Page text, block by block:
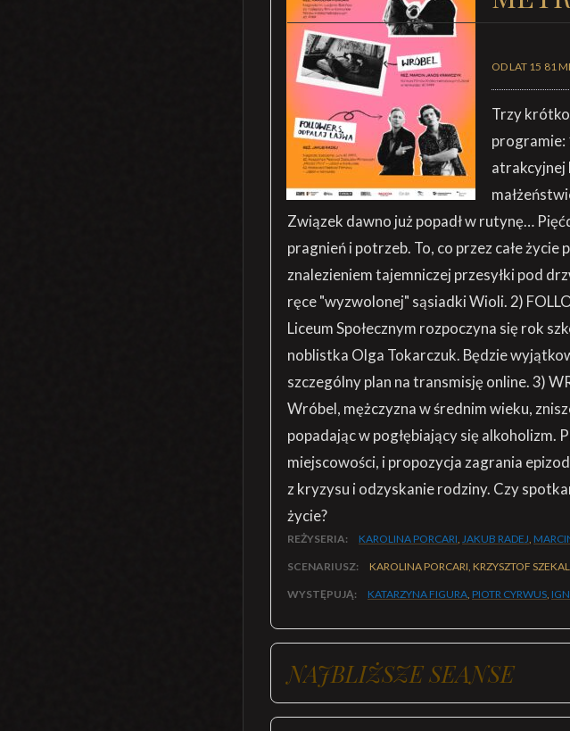
OD LAT 15 81
Trzy
programie:
atrakcyjnej
Związek dawno już popadł w rutynę…
pragnień i potrzeb. To, co przez całe życie
znalezieniem tajemniczej przesyłki pod
ręce "wyzwolonej" sąsiadki Wioli. 2)
Liceum Społecznym rozpoczyna się rok
noblistka Olga Tokarczuk. Będzie
szczególny plan na transmisję online. 3)
Wróbel, mężczyzna w średnim wieku,
popadając w pogłębiający się alkoholizm.
miejscowości, i propozycja zagrania
z kryzysu i odzyskanie rodziny. Czy
życie?
REŻYSERIA: KAROLINA PORCARI, JAKUB RADEJ,
SCENARIUSZ: KAROLINA PORCARI, KRZYSZTOF
WYSTĘPUJĄ: KATARZYNA FIGURA, PIOTR CYRWUS,
NAJBLIŻSZE SEANSE